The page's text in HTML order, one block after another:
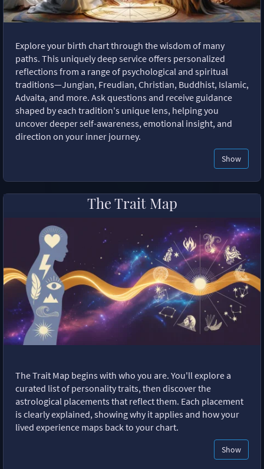
Explore your birth chart through the wisdom of many
paths. This uniquely deep service offers personalized
reflections from a range of psychological and spiritual
traditions—Jungian, Freudian, Christian, Buddhist, Islamic,
Advaita, and more. Ask questions and receive guidance
shaped by each tradition's unique lens, helping you
uncover deeper self-awareness, emotional insight, and
direction on your inner journey.
Show
The Trait Map
The Trait Map begins with who you are. You'll explore a
curated list of personality traits, then discover the
astrological placements that reflect them. Each placement
is clearly explained, showing why it applies and how your
lived experience maps back to your chart.
Show